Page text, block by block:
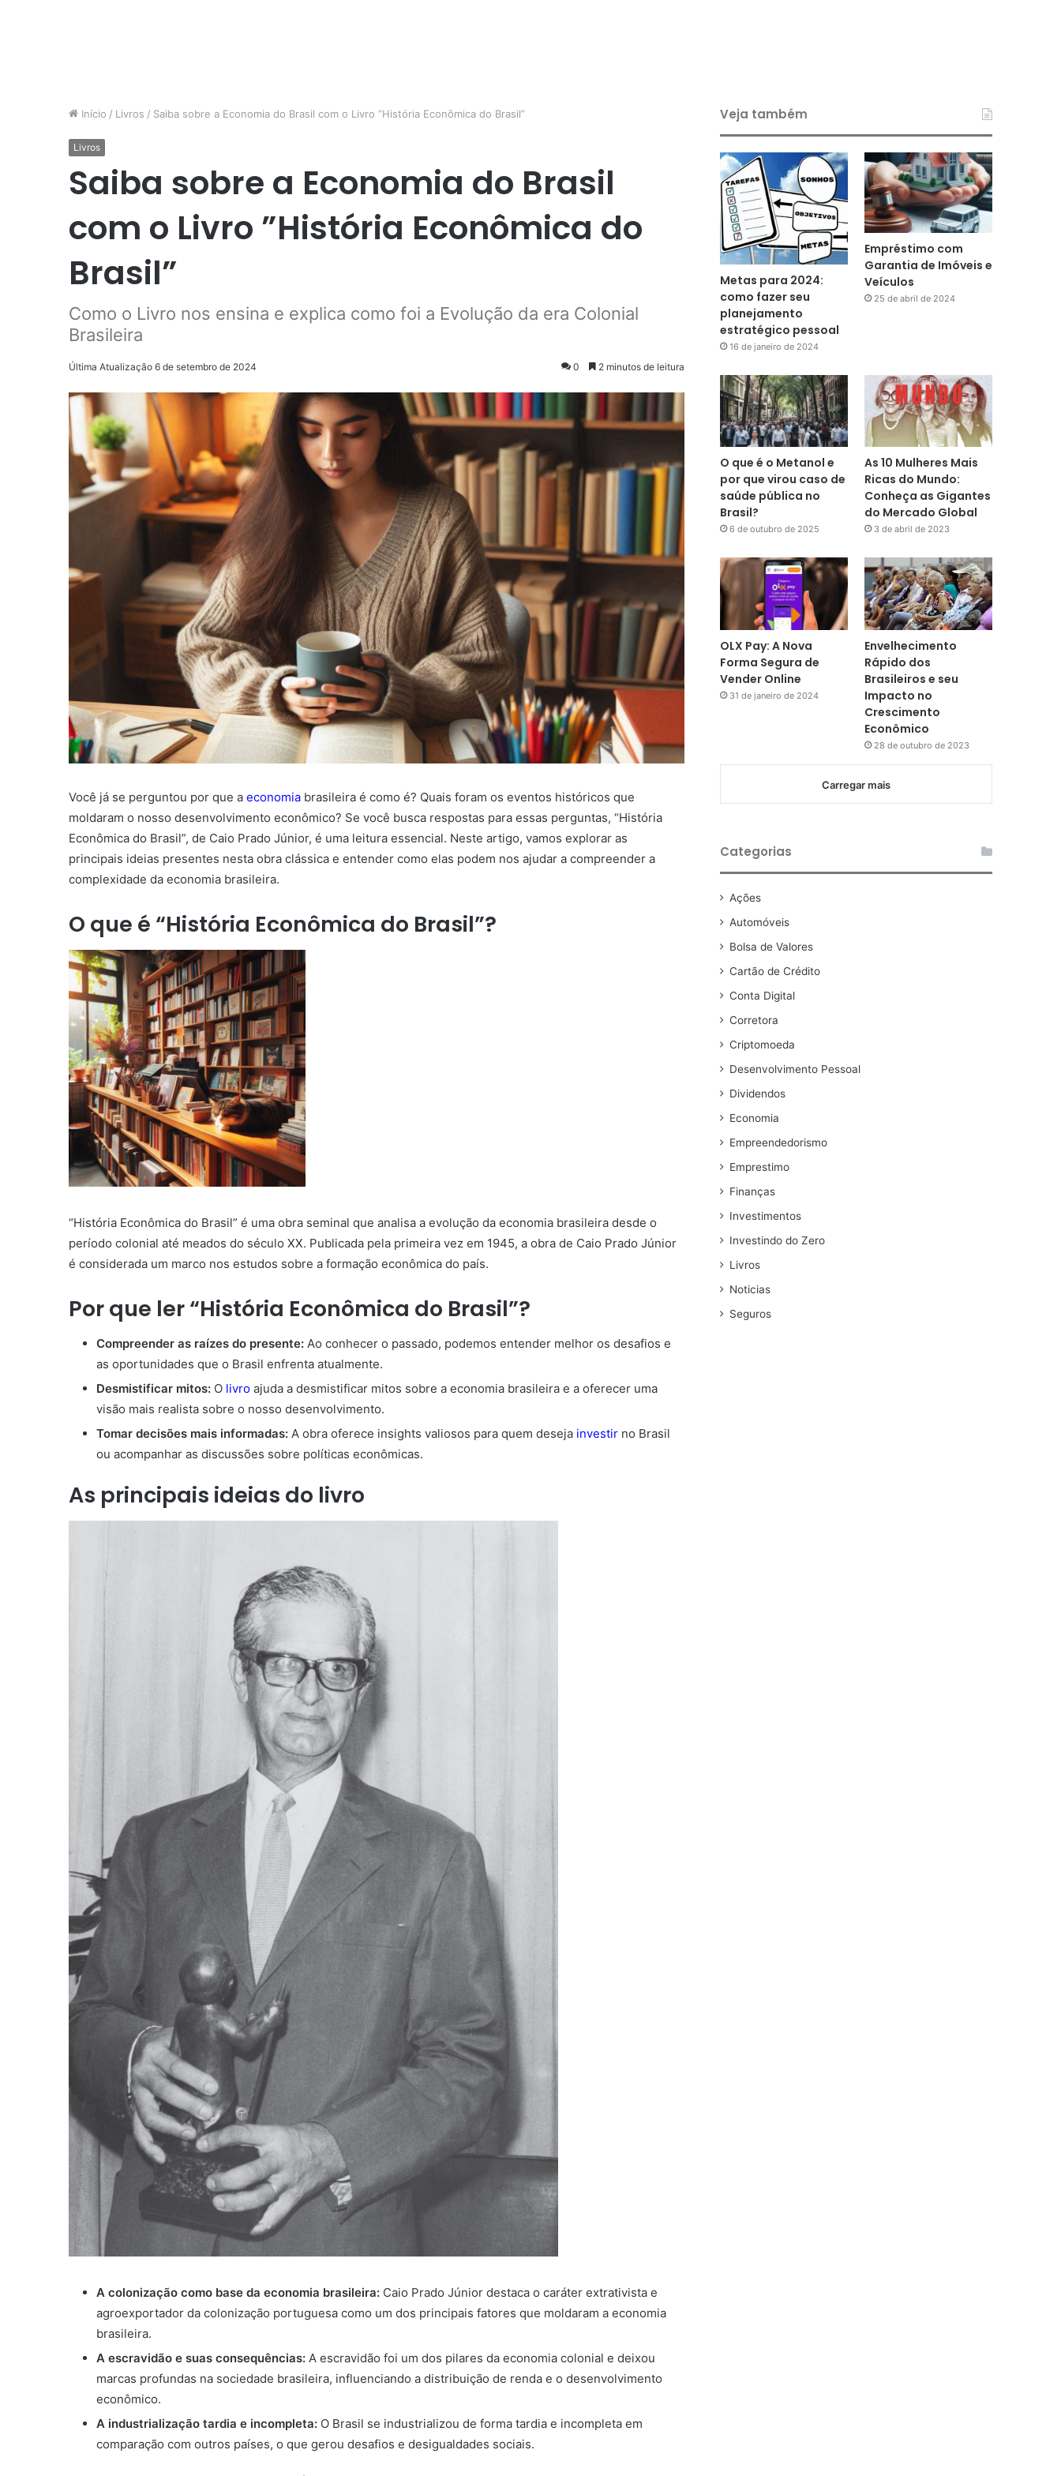
Início / Livros / Saiba sobre a Economia do Brasil com o Livro ”História Econômica do Brasil”
Livros
Saiba sobre a Economia do Brasil
com o Livro ”História Econômica do
Brasil”
Como o Livro nos ensina e explica como foi a Evolução da era Colonial
Brasileira
Última Atualização 6 de setembro de 2024 0 2 minutos de leitura
Você já se perguntou por que a economia brasileira é como é? Quais foram os eventos históricos que
moldaram o nosso desenvolvimento econômico? Se você busca respostas para essas perguntas, “História
Econômica do Brasil”, de Caio Prado Júnior, é uma leitura essencial. Neste artigo, vamos explorar as
principais ideias presentes nesta obra clássica e entender como elas podem nos ajudar a compreender a
complexidade da economia brasileira.
O que é “História Econômica do Brasil”?
“História Econômica do Brasil” é uma obra seminal que analisa a evolução da economia brasileira desde o
período colonial até meados do século XX. Publicada pela primeira vez em 1945, a obra de Caio Prado Júnior
é considerada um marco nos estudos sobre a formação econômica do país.
Por que ler “História Econômica do Brasil”?
Compreender as raízes do presente: Ao conhecer o passado, podemos entender melhor os desafios e
as oportunidades que o Brasil enfrenta atualmente.
Desmistificar mitos: O livro ajuda a desmistificar mitos sobre a economia brasileira e a oferecer uma
visão mais realista sobre o nosso desenvolvimento.
Tomar decisões mais informadas: A obra oferece insights valiosos para quem deseja investir no Brasil
ou acompanhar as discussões sobre políticas econômicas.
As principais ideias do livro
A colonização como base da economia brasileira: Caio Prado Júnior destaca o caráter extrativista e
agroexportador da colonização portuguesa como um dos principais fatores que moldaram a economia
brasileira.
A escravidão e suas consequências: A escravidão foi um dos pilares da economia colonial e deixou
marcas profundas na sociedade brasileira, influenciando a distribuição de renda e o desenvolvimento
econômico.
A industrialização tardia e incompleta: O Brasil se industrializou de forma tardia e incompleta em
comparação com outros países, o que gerou desafios e desigualdades sociais.
Veja também
Metas para 2024:
como fazer seu
planejamento
estratégico pessoal
16 de janeiro de 2024
Empréstimo com
Garantia de Imóveis e
Veículos
25 de abril de 2024
O que é o Metanol e
por que virou caso de
saúde pública no
Brasil?
6 de outubro de 2025
As 10 Mulheres Mais
Ricas do Mundo:
Conheça as Gigantes
do Mercado Global
3 de abril de 2023
OLX Pay: A Nova
Forma Segura de
Vender Online
31 de janeiro de 2024
Envelhecimento
Rápido dos
Brasileiros e seu
Impacto no
Crescimento
Econômico
28 de outubro de 2023
Carregar mais
Categorias
Ações
Automóveis
Bolsa de Valores
Cartão de Crédito
Conta Digital
Corretora
Criptomoeda
Desenvolvimento Pessoal
Dividendos
Economia
Empreendedorismo
Emprestimo
Finanças
Investimentos
Investindo do Zero
Livros
Noticias
Seguros